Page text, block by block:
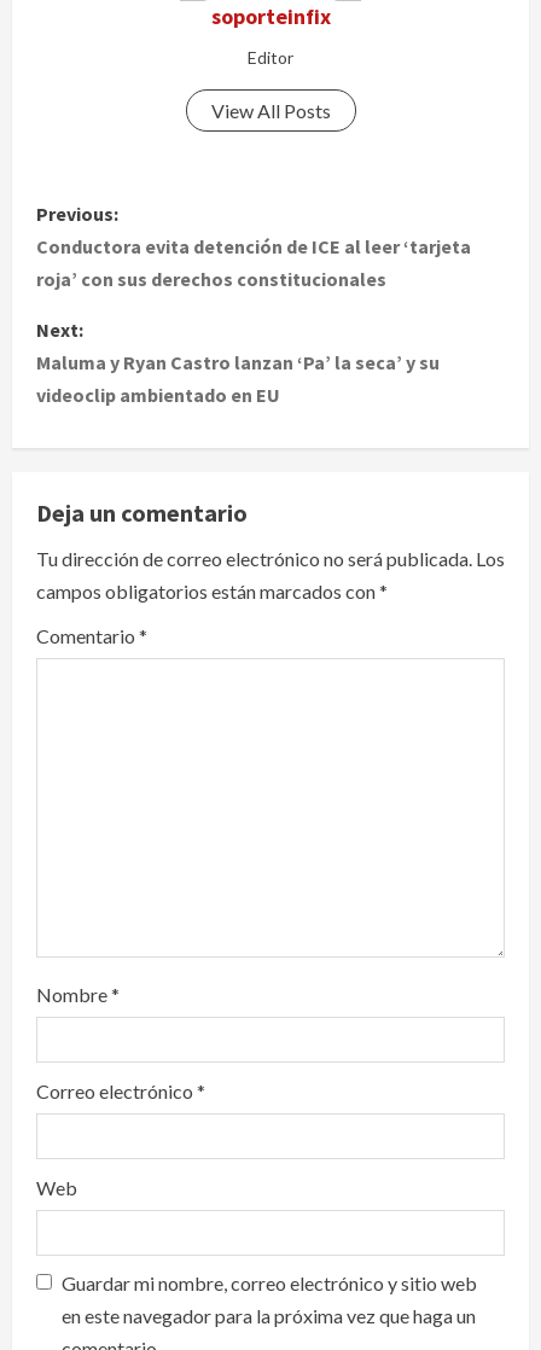
soporteinfix
Editor
View All Posts
P
o
t
n
a
v
i
g
a
Previous:
Conductora evita detención de ICE al leer ‘tarjeta
roja’ con sus derechos constitucionales
Next:
Maluma y Ryan Castro lanzan ‘Pa’ la seca’ y su
videoclip ambientado en EU
Deja un comentario
Tu dirección de correo electrónico no será publicada. Los
campos obligatorios están marcados con*
Comentario *
Nombre*
Correo electrónico *
Web
Guardar mi nombre, correo electrónico y sitio web
en este navegador para la próxima vez que haga un
Declaran accidental la muerte de
heroína y cocaína
Estados Unidos reanuda
parcialmente los envíos de
aguacate desde México